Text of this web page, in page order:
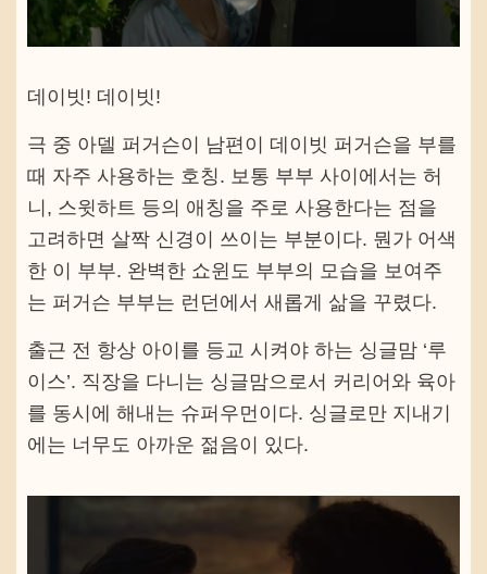
데이빗! 데이빗!
극 중 아델 퍼거슨이 남편이 데이빗 퍼거슨을 부를
때 자주 사용하는 호칭. 보통 부부 사이에서는 허
니, 스윗하트 등의 애칭을 주로 사용한다는 점을
고려하면 살짝 신경이 쓰이는 부분이다. 뭔가 어색
한 이 부부. 완벽한 쇼윈도 부부의 모습을 보여주
는 퍼거슨 부부는 런던에서 새롭게 삶을 꾸렸다.
출근 전 항상 아이를 등교 시켜야 하는 싱글맘 ‘루
이스’. 직장을 다니는 싱글맘으로서 커리어와 육아
를 동시에 해내는 슈퍼우먼이다. 싱글로만 지내기
에는 너무도 아까운 젊음이 있다.